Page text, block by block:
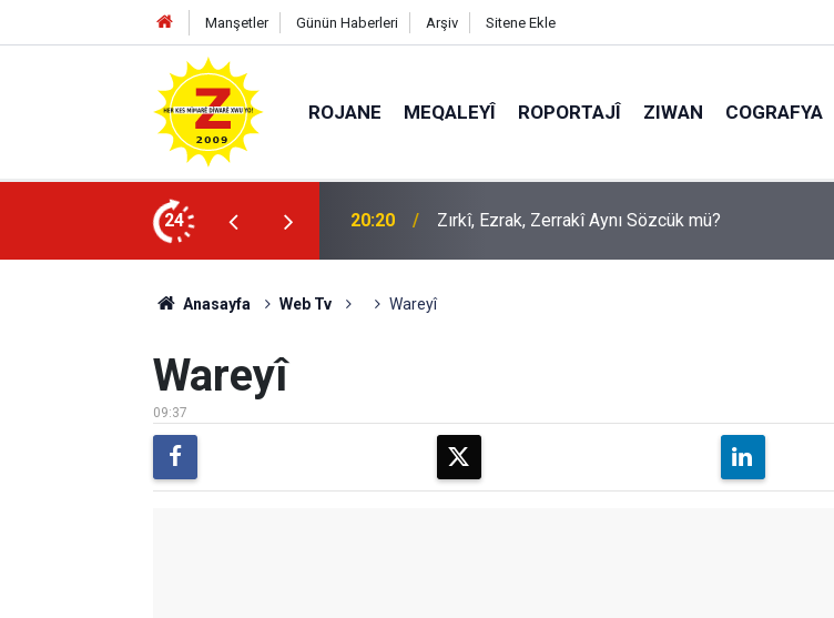
Manşetler Günün Haberleri Arşiv Sitene Ekle
ROJANE MEQALEYÎ ROPORTAJÎ ZIWAN COGRAFYA
24 20:20
Zırkî, Ezrak, Zerrakî Aynı Sözcük mü?
Anasayfa Web Tv Wareyî
Wareyî
09:37